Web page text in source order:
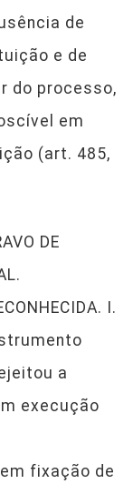
de
e de
do processo,
em
(art. 485,
DE
I.
a
execução
fixação de